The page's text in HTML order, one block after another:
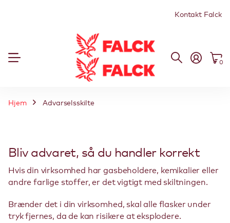
Kontakt Falck
0
Hjem Advarselsskilte
Bliv advaret, så du handler korrekt
Hvis din virksomhed har gasbeholdere, kemikalier eller
andre farlige stoffer, er det vigtigt med skiltningen.
Brænder det i din virksomhed, skal alle flasker under
tryk fjernes, da de kan risikere at eksplodere.